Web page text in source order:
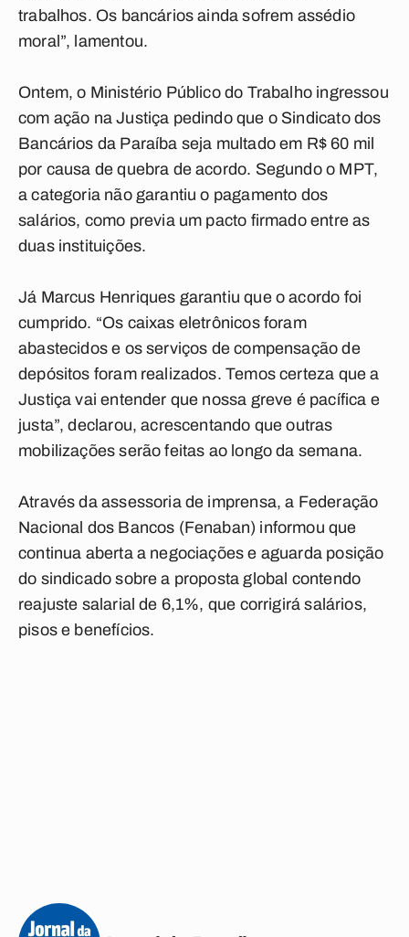
trabalhos. Os bancários ainda sofrem assédio
moral”, lamentou.
Ontem, o Ministério Público do Trabalho ingressou
com ação na Justiça pedindo que o Sindicato dos
Bancários da Paraíba seja multado em R$ 60 mil
por causa de quebra de acordo. Segundo o MPT,
a categoria não garantiu o pagamento dos
salários, como previa um pacto firmado entre as
duas instituições.
Já Marcus Henriques garantiu que o acordo foi
cumprido. “Os caixas eletrônicos foram
abastecidos e os serviços de compensação de
depósitos foram realizados. Temos certeza que a
Justiça vai entender que nossa greve é pacífica e
justa”, declarou, acrescentando que outras
mobilizações serão feitas ao longo da semana.
Através da assessoria de imprensa, a Federação
Nacional dos Bancos (Fenaban) informou que
continua aberta a negociações e aguarda posição
do sindicado sobre a proposta global contendo
reajuste salarial de 6,1%, que corrigirá salários,
pisos e benefícios.